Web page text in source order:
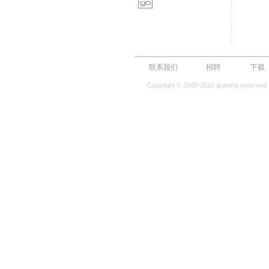
联系我们 招聘 下载
Copyright © 2009-2010 granma reserved